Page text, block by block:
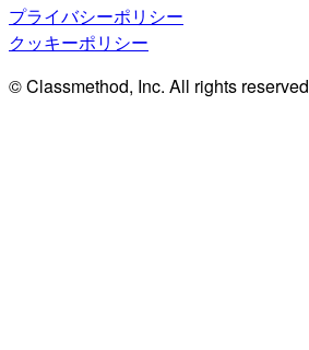
プライバシーポリシー
クッキーポリシー
© Classmethod, Inc. All rights